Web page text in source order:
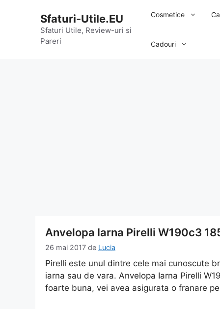
Sfaturi-Utile.EU
Sfaturi Utile, Review-uri si
Pareri
Cosmetice
Cadouri
Anvelopa Iarna Pirelli W190c3
26 mai 2017 de Lucia
Pirelli este unul dintre cele mai cunoscute
iarna sau de vara. Anvelopa Iarna Pirelli
foarte buna, vei avea asigurata o franare